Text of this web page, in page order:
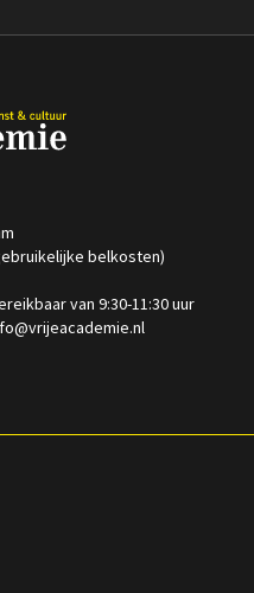
Speeltijd 1 uur
belkosten)
van 9:30-11:30 uur